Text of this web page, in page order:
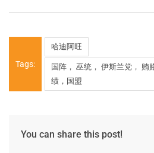
Tags:
哈迪阿旺
国阵， 巫统， 伊斯兰党， 贿
绩，国盟
You can share this post!